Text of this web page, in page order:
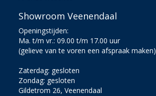
Showroom Veenendaal
Openingstijden:
Ma. t/m vr.: 09.00 t/m 17.00 uur
(gelieve van te voren een afspraak maken)
Zaterdag: gesloten
Zondag: gesloten
Gildetrom 26, Veenendaal